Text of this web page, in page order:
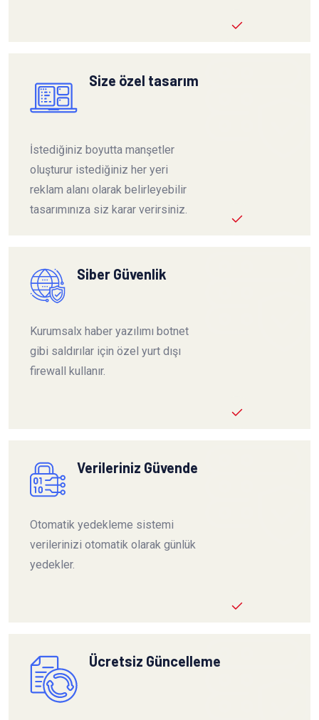
Size özel tasarım
İstediğiniz boyutta manşetler
oluşturur istediğiniz her yeri
reklam alanı olarak belirleyebilir
tasarımınıza siz karar verirsiniz.
Siber Güvenlik
Kurumsalx haber yazılımı botnet
gibi saldırılar için özel yurt dışı
firewall kullanır.
Verileriniz Güvende
Otomatik yedekleme sistemi
verilerinizi otomatik olarak günlük
yedekler.
Ücretsiz Güncelleme